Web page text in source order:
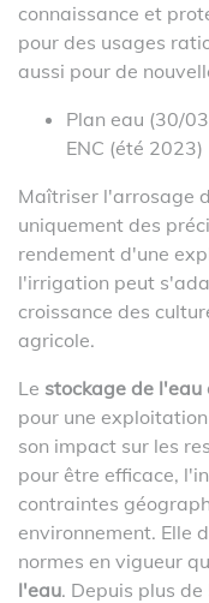
connaissance et
pour des usages
aussi pour de
Plan eau (30/
ENC (été 2023)
Maîtriser l'arrosage
uniquement des
rendement d'une
l'irrigation peut
croissance des
agricole.
Le stockage de
pour une
son impact sur les
pour être efficace,
contraintes
environnement. Elle
normes en vigueur
l'eau. Depuis plus